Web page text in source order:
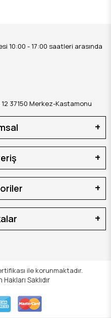
10:00 - 17:00 saatleri arasında
37150 Merkez-Kastamonu
ile korunmaktadır.
Hakları Saklıdır